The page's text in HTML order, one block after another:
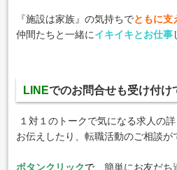
『施設は家族』の気持ちでともに支
仲間たちと一緒にイキイキとお仕事
LINEでのお問合せも受け付け
１対１のトークで気になる求人の
お伝えしたり、転職活動のご相談が
ボタンクリックで 、簡単にお友だち